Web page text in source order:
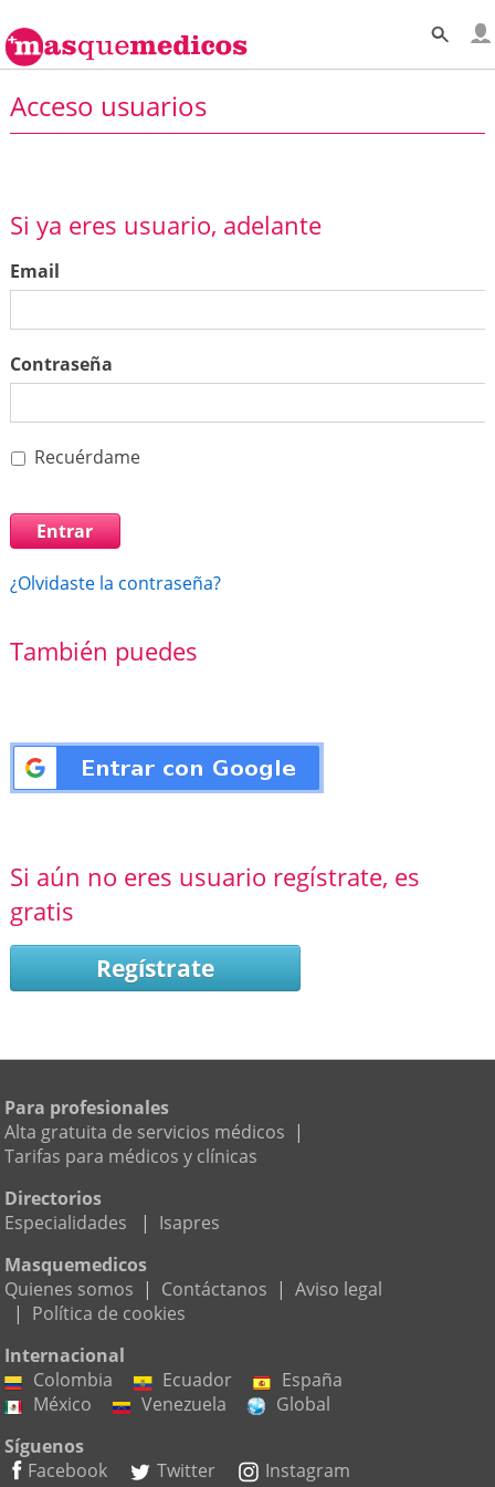
Acceso usuarios
Si ya eres usuario, adelante
Email
Contraseña
Recuérdame
¿Olvidaste la contraseña?
También puedes
Si aún no eres usuario regístrate, es
gratis
Regístrate
Para profesionales
Alta gratuita de servicios médicos |
Tarifas para médicos y clínicas
Directorios
Especialidades
| Isapres
Masquemedicos
Quienes somos | Contáctanos | Aviso legal
| Política de cookies
Internacional
Colombia
Ecuador
España
México
Venezuela
Global
Síguenos
Facebook
Twitter
Instagram